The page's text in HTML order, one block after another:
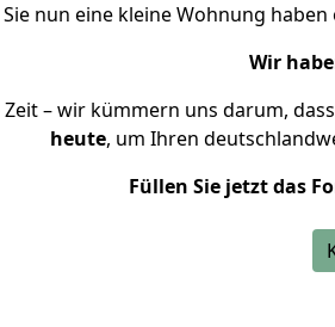
nun eine kleine Wohnung
Wir
Zeit – wir kümmern uns darum,
heute, um Ihren
Füllen Sie jetzt das